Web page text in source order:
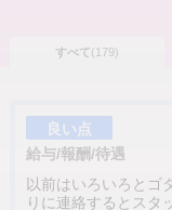
すべて(179)
良い点
給与/報酬/待遇
以前はいろいろとゴ
りに連絡するとスタ